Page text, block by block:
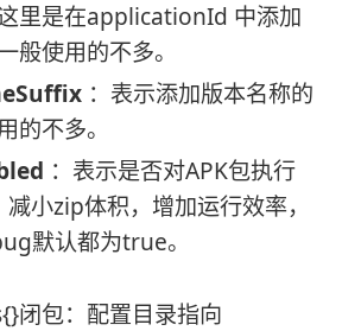
里是在applicationId 中添加
般使用的不多。
：表示添加版本名称的
的不多。
：表示是否对APK包执行
小zip体积，增加运行效率，
默认都为true。
闭包：配置目录指向